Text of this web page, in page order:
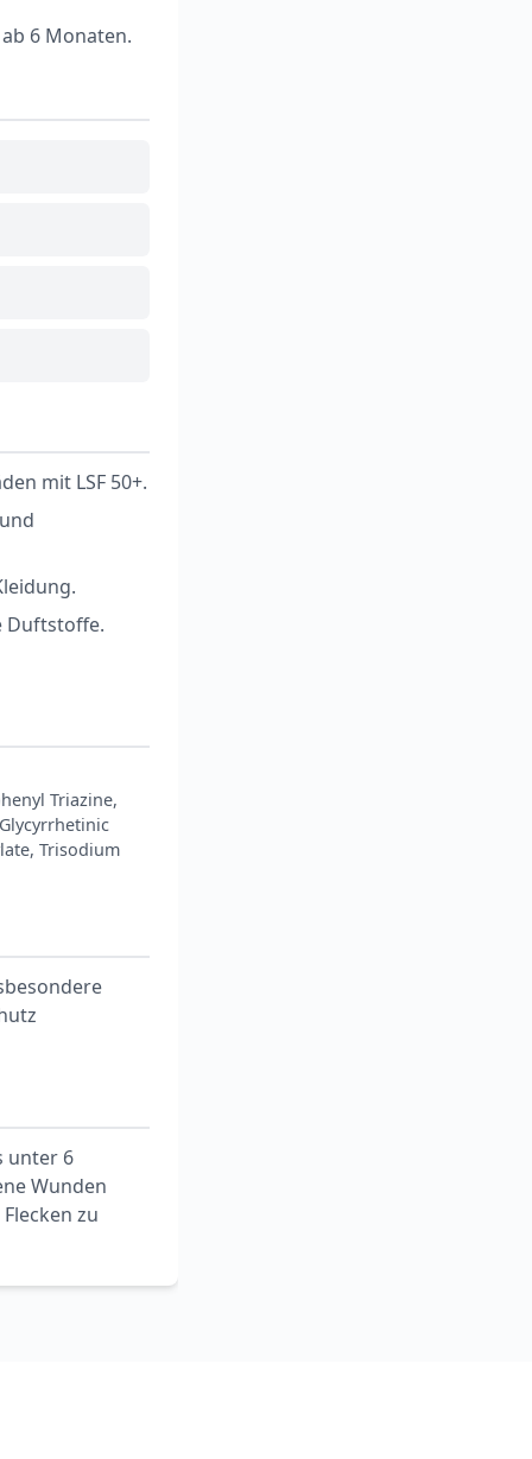
6 Monaten.
mit LSF 50+.
Duftstoffe.
Triazine,
Trisodium
unter 6
Wunden
zu